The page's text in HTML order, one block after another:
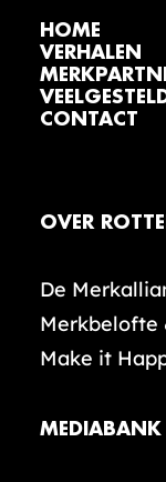
HOME
VERHALEN
CONTACT
OVER
De
Merkbelofte
Make it
MEDIABANK